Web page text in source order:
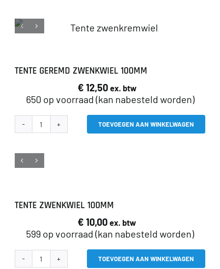
560mm
aantal
TENTE GEREMD ZWENKWIEL 100MM
€ 12,50 ex. btw
650 op voorraad (kan nabesteld worden)
Tente
zwenkwiel
100mm
TOEVOEGEN AAN WINKELWAGEN
TENTE ZWENKWIEL 100MM
€ 10,00 ex. btw
599 op voorraad (kan nabesteld worden)
Tente
TOEVOEGEN AAN WINKELWAGEN